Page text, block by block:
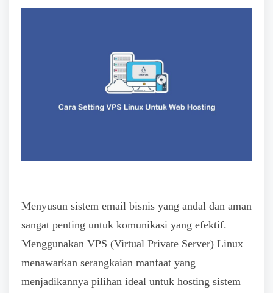
Menyusun sistem email bisnis yang andal dan aman
sangat penting untuk komunikasi yang efektif.
Menggunakan VPS (Virtual Private Server) Linux
menawarkan serangkaian manfaat yang
menjadikannya pilihan ideal untuk hosting sistem